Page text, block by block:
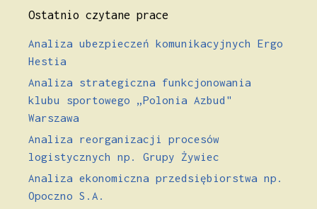
Ostatnio czytane prace
Analiza ubezpieczeń komunikacyjnych Ergo
Hestia
Analiza strategiczna funkcjonowania
klubu sportowego „Polonia Azbud"
Warszawa
Analiza reorganizacji procesów
logistycznych np. Grupy Żywiec
Analiza ekonomiczna przedsiębiorstwa np.
Opoczno S.A.